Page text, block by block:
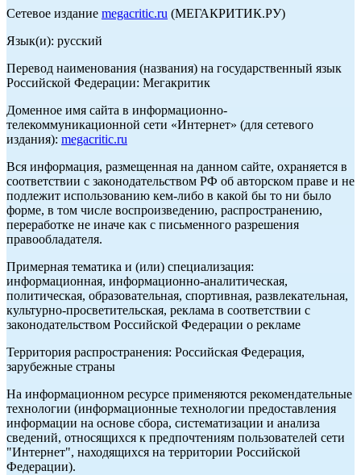
Сетевое издание megacritic.ru (МЕГАКРИТИК.РУ)
Язык(и): русский
Перевод наименования (названия) на государственный язык
Российской Федерации: Мегакритик
Доменное имя сайта в информационно-
телекоммуникационной сети «Интернет» (для сетевого
издания): megacritic.ru
Вся информация, размещенная на данном сайте, охраняется в
соответствии с законодательством РФ об авторском праве и не
подлежит использованию кем-либо в какой бы то ни было
форме, в том числе воспроизведению, распространению,
переработке не иначе как с письменного разрешения
правообладателя.
Примерная тематика и (или) специализация:
информационная, информационно-аналитическая,
политическая, образовательная, спортивная, развлекательная,
культурно-просветительская, реклама в соответствии с
законодательством Российской Федерации о рекламе
Территория распространения: Российская Федерация,
зарубежные страны
На информационном ресурсе применяются рекомендательные
технологии (информационные технологии предоставления
информации на основе сбора, систематизации и анализа
сведений, относящихся к предпочтениям пользователей сети
"Интернет", находящихся на территории Российской
Федерации).